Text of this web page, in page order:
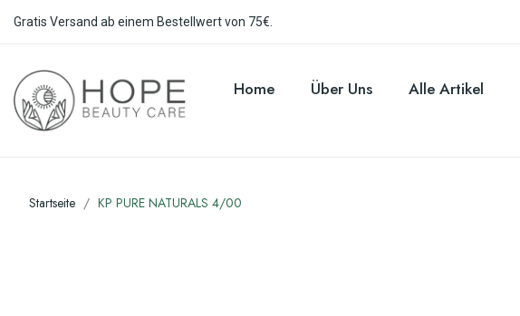
Gratis Versand ab einem Bestellwert von 75€.
Home Über Uns Alle Artikel
Startseite KP PURE NATURALS 4/00